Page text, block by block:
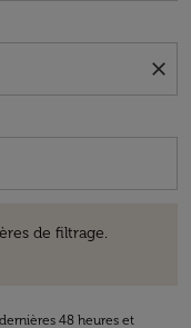
close
de filtrage.
48 heures et